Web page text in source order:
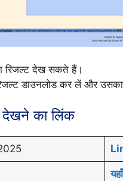
रिजल्ट देख सकते हैं।
डाउनलोड कर लें और
देखने का लिंक